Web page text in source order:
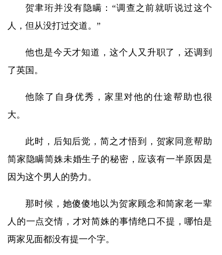
贺聿珩并没有隐瞒：“调查之前就听说过这个
人，但从没打过交道。”
他也是今天才知道，这个人又升职了，还调到
了英国。
他除了自身优秀，家里对他的仕途帮助也很
大。
此时，后知后觉，简之才悟到，贺家同意帮助
简家隐瞒简姝未婚生子的秘密，应该有一半原因是
因为这个男人的势力。
那时候，她傻傻地以为贺家顾念和简家老一辈
人的一点交情，才对简姝的事情绝口不提，哪怕是
两家见面都没有提一个字。